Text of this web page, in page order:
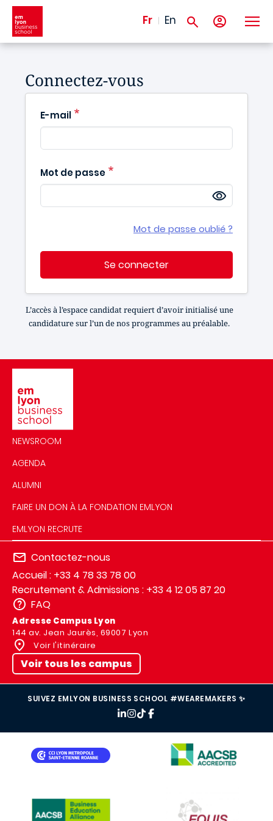
Aller au contenu principal
Fr En
Connectez-vous
E-mail
Mot de passe
Mot de passe oublié ?
Se connecter
L’accès à l’espace candidat requiert d’avoir initialisé une
candidature sur l’un de nos programmes au préalable.
NEWSROOM
AGENDA
ALUMNI
FAIRE UN DON À LA FONDATION EMLYON
EMLYON RECRUTE
Contactez-nous
Accueil : +33 4 78 33 78 00
Recrutement & Admissions : +33 4 12 05 87 20
FAQ
Adresse Campus Lyon
144 av. Jean Jaurès, 69007 Lyon
Voir l'itinéraire
Voir tous les campus
SUIVEZ EMLYON BUSINESS SCHOOL #WEAREMAKERS ✨
IMAGE